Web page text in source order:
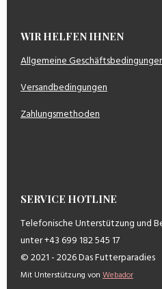
WIR HELFEN
Allgemeine
Versandbedingungen
Zahlungsmethoden
SERVICE HOTLINE
Telefonische Unterstützung und
unter +43 699 182 545 17
© 2021 - 2026 Das Futterparadies
Mit Unterstützung von Webador